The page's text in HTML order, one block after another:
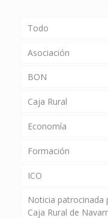
Todo
Asociación
BON
Caja Rural
Economía
Formación
ICO
Noticia patrocinada
Caja Rural de